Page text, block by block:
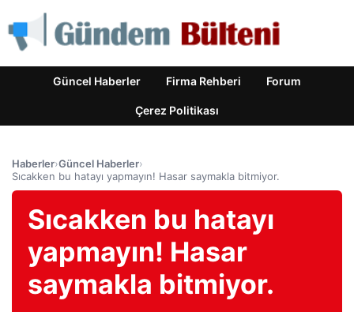
Güncel Haberler Firma Rehberi Forum
Çerez Politikası
Haberler›Güncel Haberler›
Sıcakken bu hatayı yapmayın! Hasar saymakla bitmiyor.
Sıcakken bu hatayı
yapmayın! Hasar
saymakla bitmiyor.